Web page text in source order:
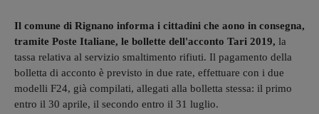
Il comune di Rignano informa i cittadini che aono in consegna,
tramite Poste Italiane, le bollette dell'acconto Tari 2019, la
tassa relativa al servizio smaltimento rifiuti. Il pagamento della
bolletta di acconto è previsto in due rate, effettuare con i due
modelli F24, già compilati, allegati alla bolletta stessa: il primo
entro il 30 aprile, il secondo entro il 31 luglio.